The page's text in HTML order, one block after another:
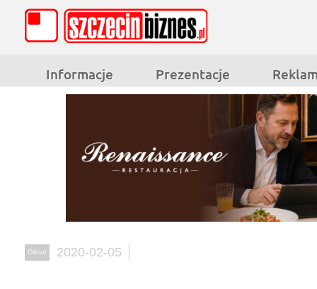
Informacje Prezentacje
Glovo 2020-02-05